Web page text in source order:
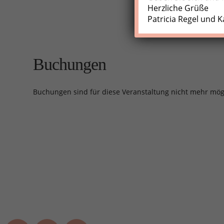
Buchungen
Buchungen sind für diese Veranstaltung nicht mehr
Herzliche Grüße
Patricia Regel und